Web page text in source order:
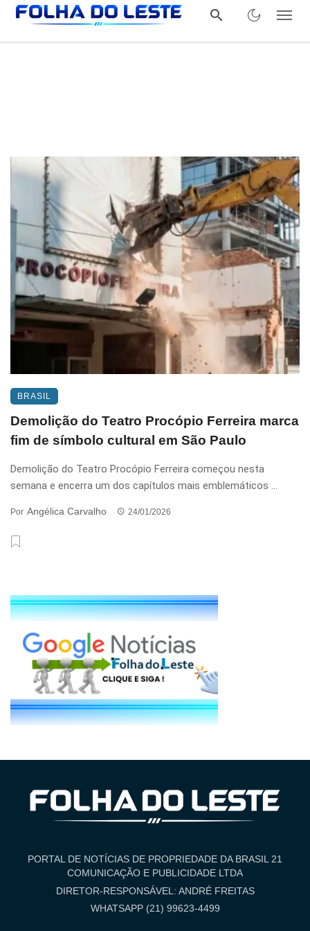
BRASIL
Demolição do Teatro Procópio Ferreira marca
fim de símbolo cultural em São Paulo
Demolição do Teatro Procópio Ferreira começou nesta
semana e encerra um dos capítulos mais emblemáticos ...
Por Angélica Carvalho 24/01/2026
PORTAL DE NOTÍCIAS DE PROPRIEDADE DA BRASIL 21
COMUNICAÇÃO E PUBLICIDADE LTDA
DIRETOR-RESPONSÁVEL: ANDRÉ FREITAS
WHATSAPP (21) 99623-4499